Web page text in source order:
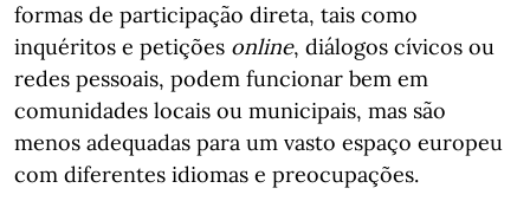
formas de participação direta, tais como
inquéritos e petições online, diálogos cívicos ou
redes pessoais, podem funcionar bem em
comunidades locais ou municipais, mas são
menos adequadas para um vasto espaço europeu
com diferentes idiomas e preocupações.